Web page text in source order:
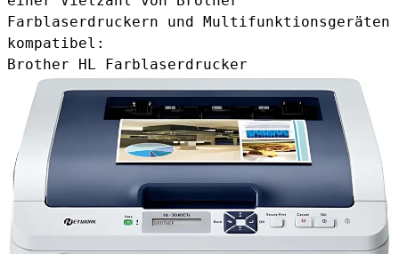
Farblaserdruckern und Multifunktionsgeräten
kompatibel:
Brother HL Farblaserdrucker